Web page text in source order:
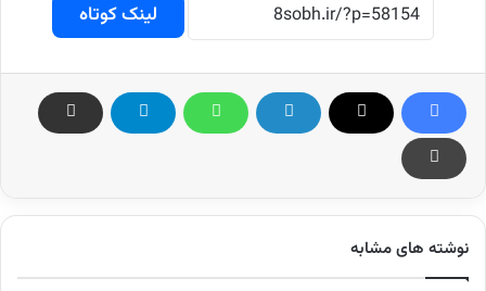
لینک کوتاه
نوشته های مشابه